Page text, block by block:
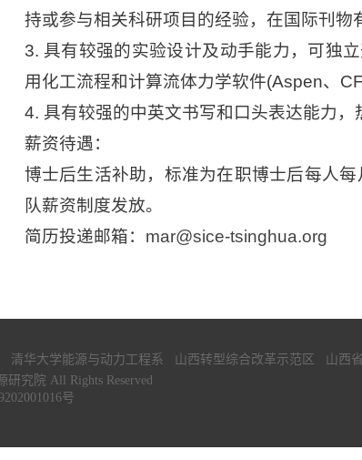
持或参与相关科研项目的经验，在国际刊物
3. 具有较强的实验设计及动手能力，可独
用化工流程和计算流体力学软件(Aspen、
4. 具有较强的中英文书写和口头表达能力，
薪资待遇：
博士后生活补助，标准为在职博士后每人
队薪资制度发放。
简历投递邮箱： mar@sice-tsinghua.org
清华大学能源与动力工程系 山西转型综合改革示范区
山西
究院 All Rights Reserved
号